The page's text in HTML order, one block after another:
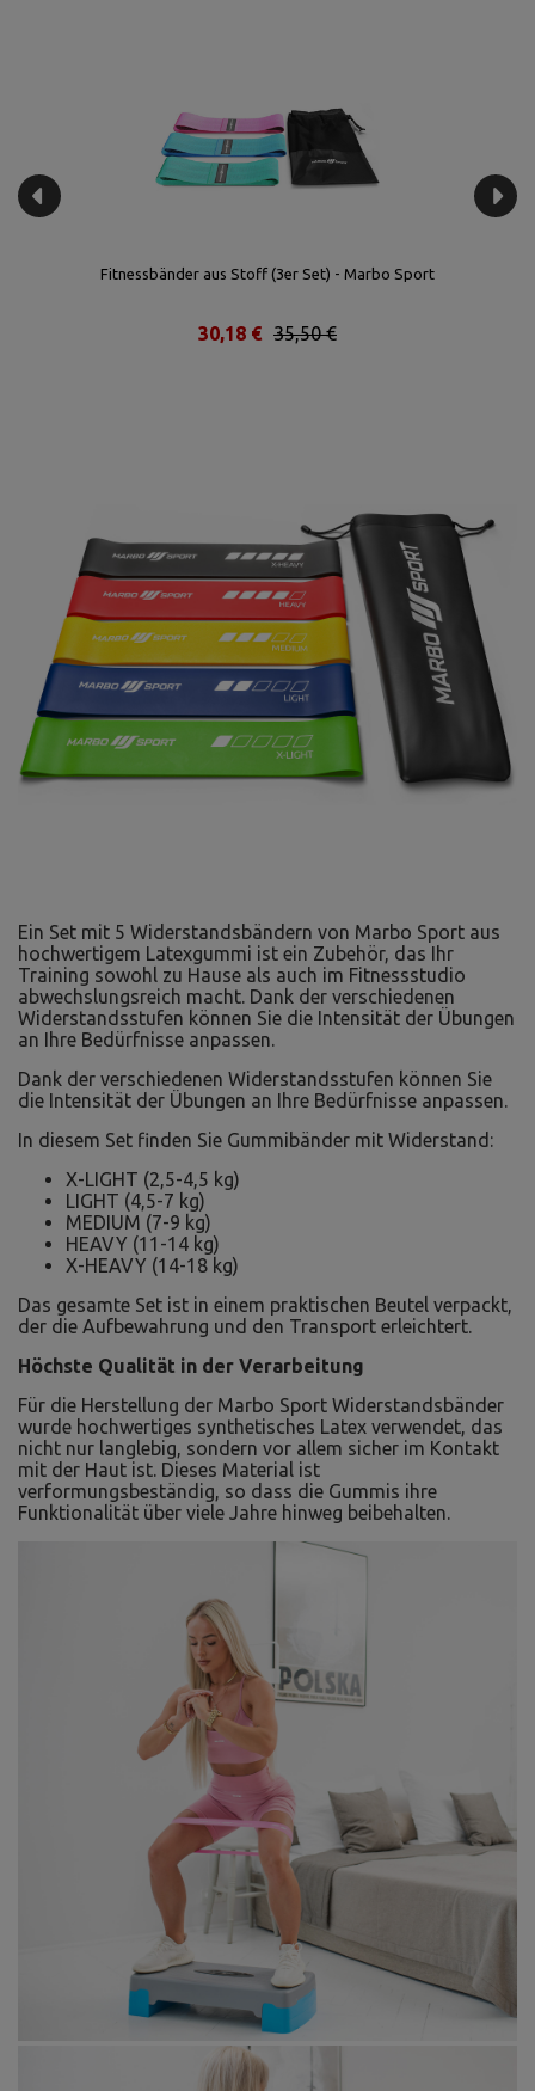
Fitnessbänder aus Stoff (3er Set) - Marbo Sport
35,50 €
30,18 €
Ein Set mit 5 Widerstandsbändern von Marbo Sport aus
hochwertigem Latexgummi ist ein Zubehör, das Ihr
Training sowohl zu Hause als auch im Fitnessstudio
abwechslungsreich macht. Dank der verschiedenen
Widerstandsstufen können Sie die Intensität der Übungen
an Ihre Bedürfnisse anpassen.
Dank der verschiedenen Widerstandsstufen können Sie
die Intensität der Übungen an Ihre Bedürfnisse anpassen.
In diesem Set finden Sie Gummibänder mit Widerstand:
X-LIGHT (2,5-4,5 kg)
LIGHT (4,5-7 kg)
MEDIUM (7-9 kg)
HEAVY (11-14 kg)
X-HEAVY (14-18 kg)
Das gesamte Set ist in einem praktischen Beutel verpackt,
der die Aufbewahrung und den Transport erleichtert.
Höchste Qualität in der Verarbeitung
Für die Herstellung der Marbo Sport Widerstandsbänder
wurde hochwertiges synthetisches Latex verwendet, das
nicht nur langlebig, sondern vor allem sicher im Kontakt
mit der Haut ist. Dieses Material ist
verformungsbeständig, so dass die Gummis ihre
Funktionalität über viele Jahre hinweg beibehalten.